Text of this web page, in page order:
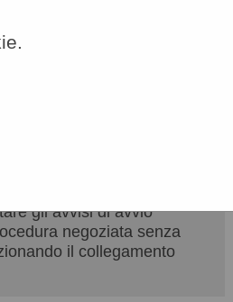
gli avvisi di avvio
negoziata senza
il collegamento